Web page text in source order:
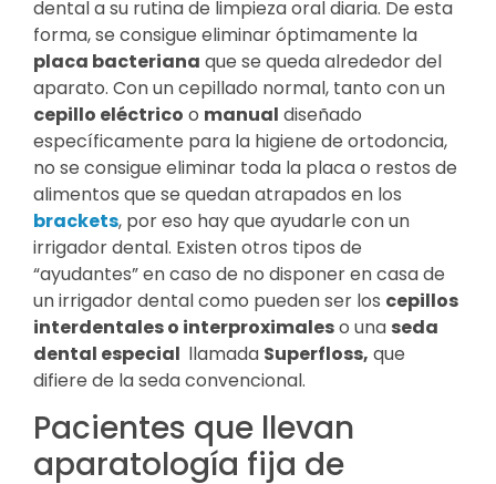
dental a su rutina de limpieza oral diaria. De esta
forma, se consigue eliminar óptimamente la
placa bacteriana que se queda alrededor del
aparato. Con un cepillado normal, tanto con un
cepillo eléctrico o manual diseñado
específicamente para la higiene de ortodoncia,
no se consigue eliminar toda la placa o restos de
alimentos que se quedan atrapados en los
brackets, por eso hay que ayudarle con un
irrigador dental. Existen otros tipos de
“ayudantes” en caso de no disponer en casa de
un irrigador dental como pueden ser los cepillos
interdentales o interproximaleso una seda
dental especial llamada Superfloss, que
difiere de la seda convencional.
Pacientes que llevan
aparatología fija de